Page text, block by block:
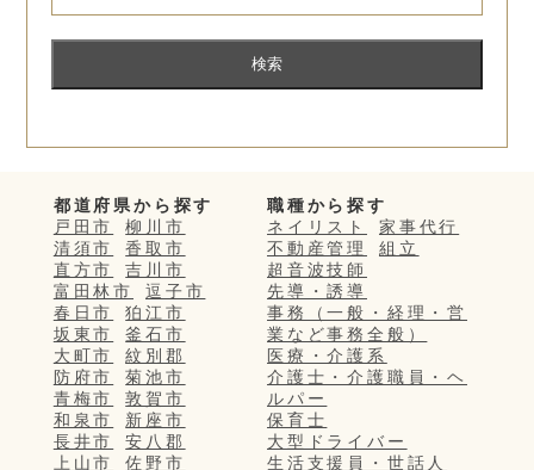
都道府県から探す
戸田市
柳川市
清須市
香取市
直方市
吉川市
富田林市
逗子市
春日市
狛江市
坂東市
釜石市
大町市
紋別郡
防府市
菊池市
青梅市
敦賀市
和泉市
新座市
長井市
安八郡
上山市
佐野市
職種から探す
ネイリスト
家事代行
不動産管理
組立
超音波技師
先導・誘導
事務（一般・経理・営
業など事務全般）
医療・介護系
介護士・介護職員・ヘ
ルパー
保育士
大型ドライバー
生活支援員・世話人